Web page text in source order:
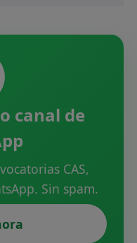
canal de
CAS,
Sin spam.